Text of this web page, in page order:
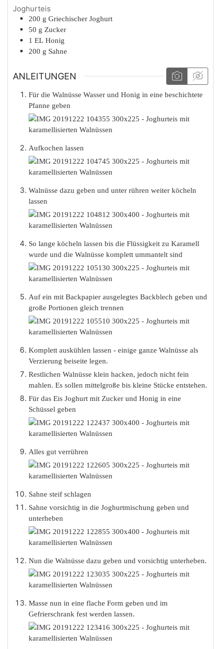
Joghurteis
200 g Griechischer Joghurt
50 g Zucker
1 EL Honig
200 g Sahne
ANLEITUNGEN
Für die Walnüsse Wasser und Honig in eine beschichtete
Pfanne geben
Aufkochen lassen
Walnüsse dazu geben und unter rühren weiter köcheln
lassen
So lange köcheln lassen bis die Flüssigkeit zu Karamell
wurde und die Walnüsse komplett ummantelt sind
Auf ein mit Backpapier ausgelegtes Backblech geben und
große Portionen gleich trennen
Komplett auskühlen lassen - einige ganze Walnüsse als
Verzierung beiseite legen.
Restlichen Walnüsse klein hacken, jedoch nicht fein
mahlen. Es sollen mittelgroße bis kleine Stücke entstehen.
Für das Eis Joghurt mit Zucker und Honig in eine
Schüssel geben
Alles gut verrühren
Sahne steif schlagen
Sahne vorsichtig in die Joghurtmischung geben und
unterheben
Nun die Walnüsse dazu geben und vorsichtig unterheben.
Masse nun in eine flache Form geben und im
Gefrierschrank fest werden lassen.